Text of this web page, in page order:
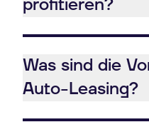
profitieren?
Was sind die
Auto-Leasing?